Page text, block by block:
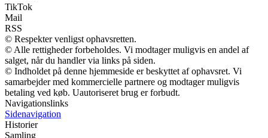
TikTok
Mail
RSS
© Respekter venligst ophavsretten.
© Alle rettigheder forbeholdes. Vi modtager muligvis en andel af
salget, når du handler via links på siden.
© Indholdet på denne hjemmeside er beskyttet af ophavsret. Vi
samarbejder med kommercielle partnere og modtager muligvis
betaling ved køb. Uautoriseret brug er forbudt.
Navigationslinks
Sidenavigation
Historier
Samling